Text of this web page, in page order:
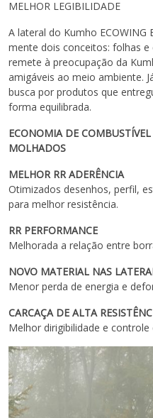
MELHOR LEGIBILIDADE
A lateral do Kumho ECOWING
mente dois conceitos: folhas
remete à preocupação da
amigáveis ao meio ambiente.
busca por produtos que
forma equilibrada.
ECONOMIA DE
MOLHADOS
MELHOR RR ADERÊNCIA
Otimizados desenhos, perfil,
para melhor resistência.
RR PERFORMANCE
Melhorada a relação entre
NOVO MATERIAL NAS
Menor perda de energia e
CARCAÇA DE ALTA
Melhor dirigibilidade e controle